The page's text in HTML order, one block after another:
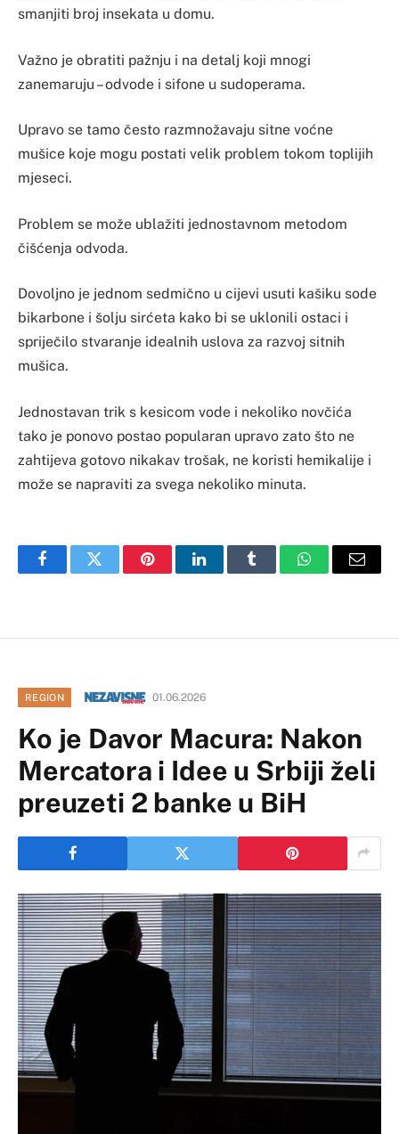
smanjiti broj insekata u domu.
Važno je obratiti pažnju i na detalj koji mnogi
zanemaruju – odvode i sifone u sudoperama.
Upravo se tamo često razmnožavaju sitne voćne
mušice koje mogu postati velik problem tokom toplijih
mjeseci.
Problem se može ublažiti jednostavnom metodom
čišćenja odvoda.
Dovoljno je jednom sedmično u cijevi usuti kašiku sode
bikarbone i šolju sirćeta kako bi se uklonili ostaci i
spriječilo stvaranje idealnih uslova za razvoj sitnih
mušica.
Jednostavan trik s kesicom vode i nekoliko novčića
tako je ponovo postao popularan upravo zato što ne
zahtijeva gotovo nikakav trošak, ne koristi hemikalije i
može se napraviti za svega nekoliko minuta.
FacebookTwitter PinterestLinkedInTumblr WhatsAppEmail
REGION 01.06.2026
Ko je Davor Macura: Nakon
Mercatora i Idee u Srbiji želi
preuzeti 2 banke u BiH